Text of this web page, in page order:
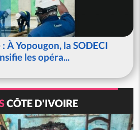
À Yopougon, la SODECI
les opéra...
CÔTE D'IVOIRE